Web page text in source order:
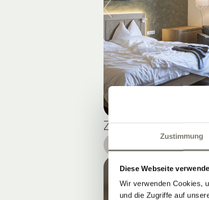
Zustimmung
Diese Webseite
Wir verwenden Cookies,
und die Zugriffe auf
ZIMMER TYP A
DETAILS